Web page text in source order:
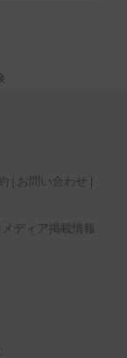
お問い合わせ
メディア掲載情報